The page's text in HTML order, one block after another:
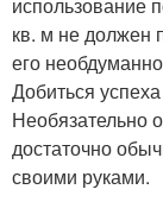
использование
кв. м не должен
его
Добиться
Необязательно
достаточно
своими руками.